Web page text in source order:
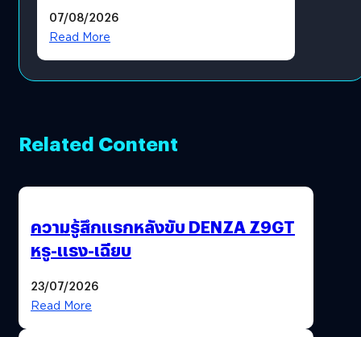
07/08/2026
Read More
Related Content
ความรู้สึกแรกหลังขับ DENZA Z9GT
หรู-แรง-เฉียบ
23/07/2026
Read More